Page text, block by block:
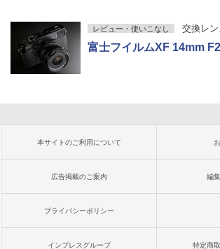
レビュー・使いこなし 交換レ
富士フイルムXF 14mm
本サイトのご利用について
広告掲載のご案内 編
プライバシーポリシー
インプレスグループ 特定商